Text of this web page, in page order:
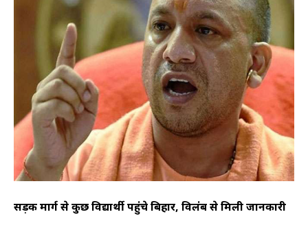
सड़क मार्ग से कुछ विद्यार्थी पहुंचे बिहार, विलंब से मिली जानकारी